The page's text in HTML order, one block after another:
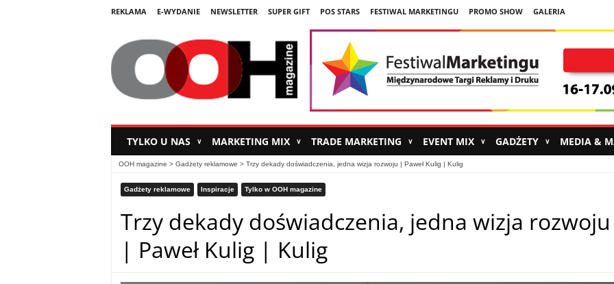
REKLAMA E-WYDANIE NEWSLETTER SUPER GIFT POS STARS FESTIWAL MARKETINGU PROMO SHOW GALERIA
TYLKO U NAS ∨ MARKETING MIX ∨ TRADE MARKETING ∨ EVENT MIX ∨ GADŻETY ∨ MEDIA &
OOH magazine > Gadżety reklamowe > Trzy dekady doświadczenia, jedna wizja rozwoju | Paweł Kulig | Kulig
Gadżety reklamowe Inspiracje Tylko w OOH magazine
Trzy dekady doświadczenia, jedna wizja rozwoju
| Paweł Kulig | Kulig